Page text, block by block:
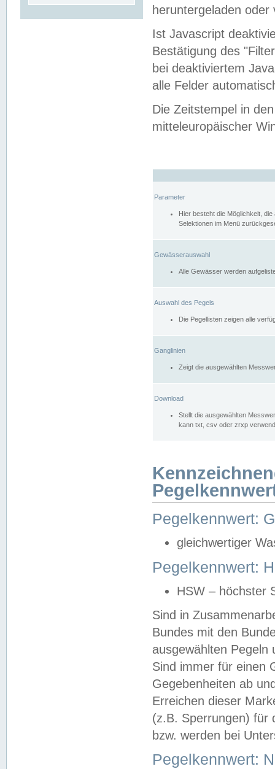
heruntergeladen oder
Ist Javascript
Bestätigung des
bei deaktiviertem
alle Felder
Die Zeitstempel in
mitteleuropäischer
Parameter
Hier besteht die Möglichkeit,
Selektionen im Menü
Gewässerauswahl
Alle Gewässer werden
Auswahl des Pegels
Die Pegellisten zeigen alle
Ganglinien
Zeigt die ausgewählten
Download
Stellt die ausgewählten
kann txt, csv oder zrxp
Pegelkennwert:
gleichwertiger
Pegelkennwert:
HSW – höchster
Sind in
Bundes mit den
ausgewählten
Sind immer für einen
Gegebenheiten ab
Erreichen dieser
(z.B. Sperrungen) für
bzw. werden bei
Pegelkennwert: